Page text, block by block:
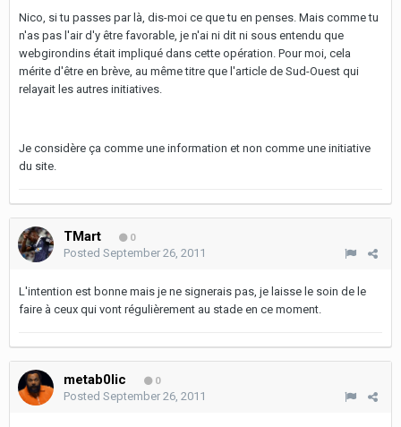
Nico, si tu passes par là, dis-moi ce que tu en penses. Mais comme tu
n'as pas l'air d'y être favorable, je n'ai ni dit ni sous entendu que
webgirondins était impliqué dans cette opération. Pour moi, cela
mérite d'être en brève, au même titre que l'article de Sud-Ouest qui
relayait les autres initiatives.
Je considère ça comme une information et non comme une initiative
du site.
TMart 0
Posted September 26, 2011
L'intention est bonne mais je ne signerais pas, je laisse le soin de le
faire à ceux qui vont régulièrement au stade en ce moment.
metab0lic 0
Posted September 26, 2011